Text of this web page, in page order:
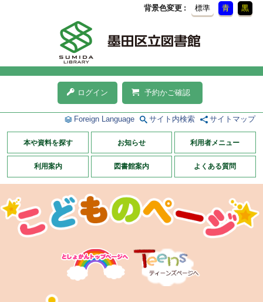
背景色変更 標準 青 黒
ログイン 予約かご確認
Foreign Language サイト内検索 サイトマップ
本や資料を探す お知らせ 利用者メニュー
利用案内 図書館案内 よくある質問